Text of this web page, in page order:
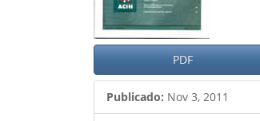
PDF
Publicado: Nov 3, 2011